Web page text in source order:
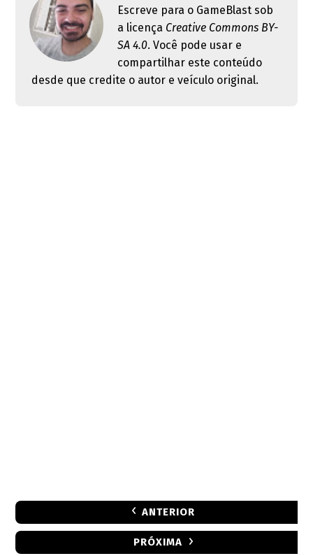
Escreve para o GameBlast sob
a licença Creative Commons BY-
SA 4.0. Você pode usar e
compartilhar este conteúdo
desde que credite o autor e veículo original.
ANTERIOR
PRÓXIMA